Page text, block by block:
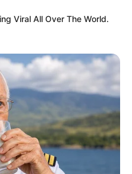
Viral All Over The World.